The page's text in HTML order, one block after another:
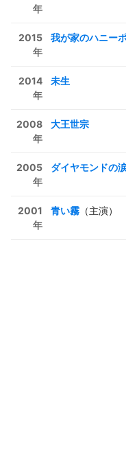
年
2015
年
我が家のハニー
2014
年
未生
2008
年
大王世宗
2005
年
ダイヤモンドの
2001
年
青い霧 （主演）